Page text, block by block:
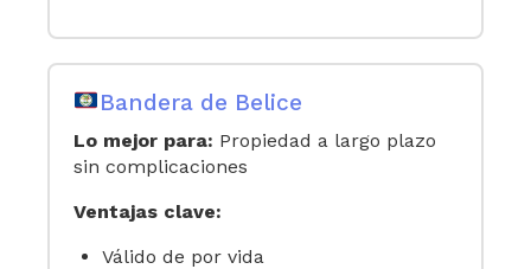
Bandera de Belice
Lo mejor para: Propiedad a largo plazo
sin complicaciones
Ventajas clave:
Válido de por vida